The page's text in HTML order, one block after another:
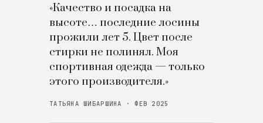
«Качество и посадка на
высоте… последние лосины
прожили лет 5. Цвет после
стирки не полинял. Моя
спортивная одежда — только
этого производителя.»
ТАТЬЯНА ШИБАРШИНА · ФЕВ 2025